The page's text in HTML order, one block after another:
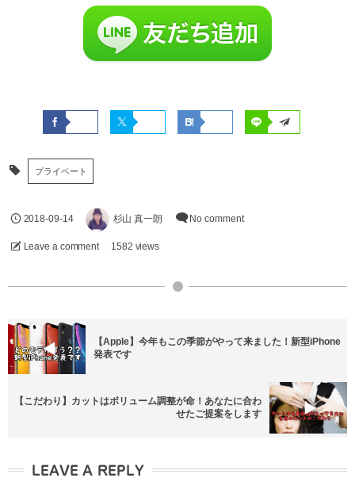
プライベート
2018-09-14 杉山 真一朗 No comment
Leave a comment 1582 views
【Apple】今年もこの季節がやって来ました！新型iPhone
発表です
【こだわり】カットはボリューム調整が命！あなたに合わ
せたご提案をします
LEAVE A REPLY